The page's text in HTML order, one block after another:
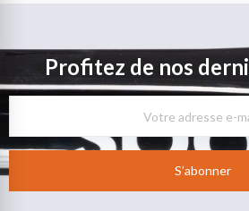
Profitez de nos
S’abonner